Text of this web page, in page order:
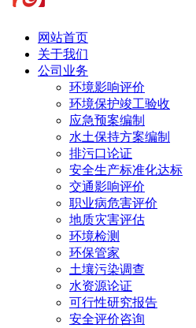
网站首页
关于我们
公司业务
环境影响评价
环境保护竣工验收
应急预案编制
水土保持方案编制
排污口论证
安全生产标准化达标
交通影响评价
职业病危害评价
地质灾害评估
环境检测
环保管家
土壤污染调查
水资源论证
可行性研究报告
安全评价咨询